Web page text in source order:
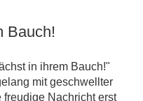
Bauch!
in ihrem Bauch!"
mit geschwellter
freudige Nachricht erst